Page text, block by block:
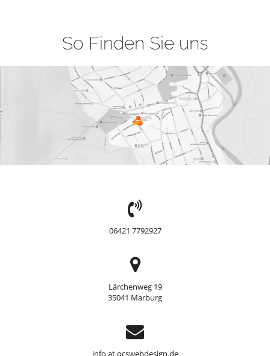
So Finden Sie uns
TEL:
06421 7792927
Adresse
Lärchenweg 19
35041 Marburg
Support
info at ocswebdesign.de